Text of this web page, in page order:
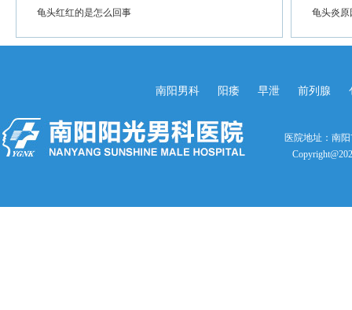
龟头红红的是怎么回事
龟头炎原
南阳男科 阳痿 早泄 前列腺
医院地址：南